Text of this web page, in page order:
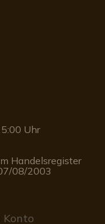
Uhr
Handelsregister
08/2003
Konto